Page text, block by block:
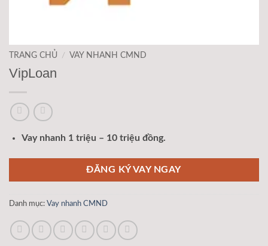
TRANG CHỦ / VAY NHANH CMND
VipLoan
Vay nhanh 1 triệu – 10 triệu đồng.
ĐĂNG KÝ VAY NGAY
Danh mục: Vay nhanh CMND